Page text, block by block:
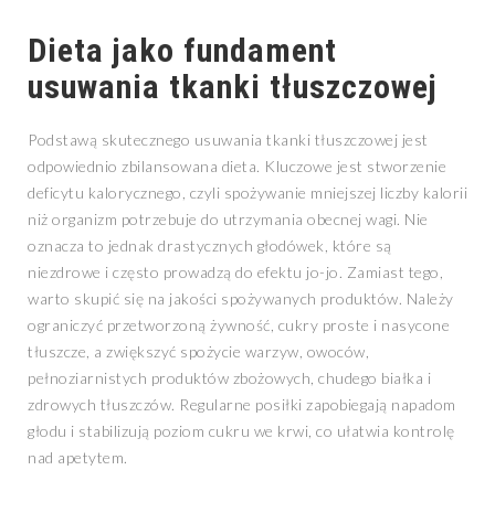
Dieta jako fundament
usuwania tkanki tłuszczowej
Podstawą skutecznego usuwania tkanki tłuszczowej jest
odpowiednio zbilansowana dieta. Kluczowe jest stworzenie
deficytu kalorycznego, czyli spożywanie mniejszej liczby kalorii
niż organizm potrzebuje do utrzymania obecnej wagi. Nie
oznacza to jednak drastycznych głodówek, które są
niezdrowe i często prowadzą do efektu jo-jo. Zamiast tego,
warto skupić się na jakości spożywanych produktów. Należy
ograniczyć przetworzoną żywność, cukry proste i nasycone
tłuszcze, a zwiększyć spożycie warzyw, owoców,
pełnoziarnistych produktów zbożowych, chudego białka i
zdrowych tłuszczów. Regularne posiłki zapobiegają napadom
głodu i stabilizują poziom cukru we krwi, co ułatwia kontrolę
nad apetytem.